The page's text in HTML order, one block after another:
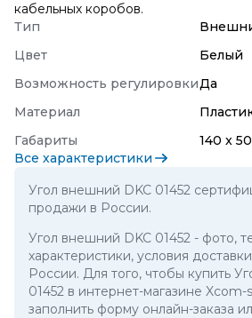
кабельных коробов.
Тип
Цвет
Белый
Возможность регулировкиДа
Материал
Габариты
140 x
Все характеристики
Угол внешний DKC 01452
продажи в России.
Угол внешний DKC 01452 - фото,
характеристики, условия
России. Для того, чтобы купить
01452 в интернет-магазине
заполнить форму онлайн-заказа